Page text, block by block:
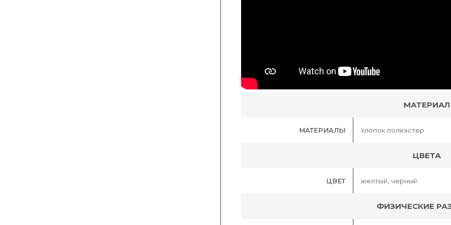
МАТЕРИАЛ
МАТЕРИАЛЫ хлопок полиэстер
ЦВЕТА
ЦВЕТ желтый, черный
ФИЗИЧЕСКИЕ